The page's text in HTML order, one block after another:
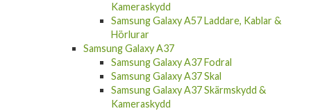
Kameraskydd
Samsung Galaxy A57 Laddare, Kablar &
Hörlurar
Samsung Galaxy A37
Samsung Galaxy A37 Fodral
Samsung Galaxy A37 Skal
Samsung Galaxy A37 Skärmskydd &
Kameraskydd